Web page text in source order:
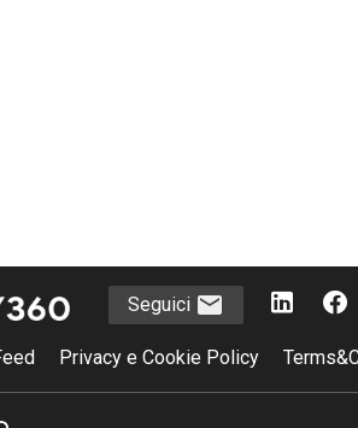
Seguici
Privacy e Cookie Policy